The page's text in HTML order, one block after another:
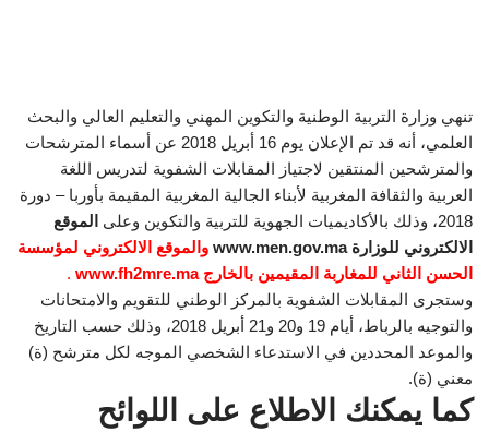
تنهي وزارة التربية الوطنية والتكوين المهني والتعليم العالي والبحث
العلمي، أنه قد تم الإعلان يوم 16 أبريل 2018 عن أسماء المترشحات
والمترشحين المنتقين لاجتياز المقابلات الشفوية لتدريس اللغة
العربية والثقافة المغربية لأبناء الجالية المغربية المقيمة بأوربا – دورة
2018، وذلك بالأكاديميات الجهوية للتربية والتكوين وعلى
الموقع
الالكتروني للوزارة www.men.gov.ma
والموقع الالكتروني لمؤسسة
الحسن الثاني للمغاربة المقيمين بالخارج www.fh2mre.ma
.
وستجرى المقابلات الشفوية بالمركز الوطني للتقويم والامتحانات
والتوجيه بالرباط، أيام 19 و20 و21 أبريل 2018، وذلك حسب التاريخ
والموعد المحددين في الاستدعاء الشخصي الموجه لكل مترشح (ة)
معني (ة).
كما يمكنك الاطلاع على اللوائح